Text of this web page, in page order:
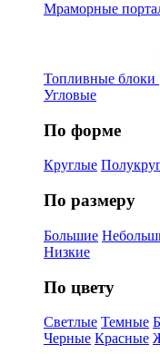
Мраморные
Топливные блоки
Угловые
По форме
Круглые
По размеру
Большие
Низкие
По цвету
Светлые Темные
Черные Красные